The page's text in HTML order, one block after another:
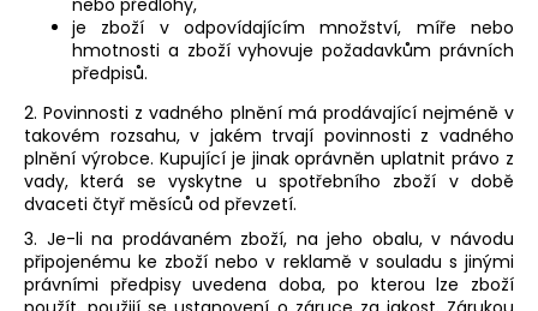
nebo předlohy,
je zboží v odpovídajícím množství, míře nebo
hmotnosti a zboží vyhovuje požadavkům právních
předpisů.
2. Povinnosti z vadného plnění má prodávající nejméně v
takovém rozsahu, v jakém trvají povinnosti z vadného
plnění výrobce. Kupující je jinak oprávněn uplatnit právo z
vady, která se vyskytne u spotřebního zboží v době
dvaceti čtyř měsíců od převzetí.
3. Je-li na prodávaném zboží, na jeho obalu, v návodu
připojenému ke zboží nebo v reklamě v souladu s jinými
právními předpisy uvedena doba, po kterou lze zboží